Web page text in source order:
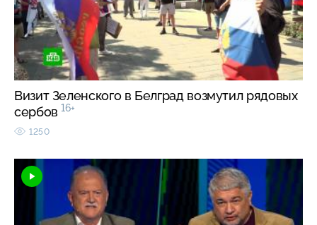
Визит Зеленского в Белград возмутил рядовых
сербов 16+
1250